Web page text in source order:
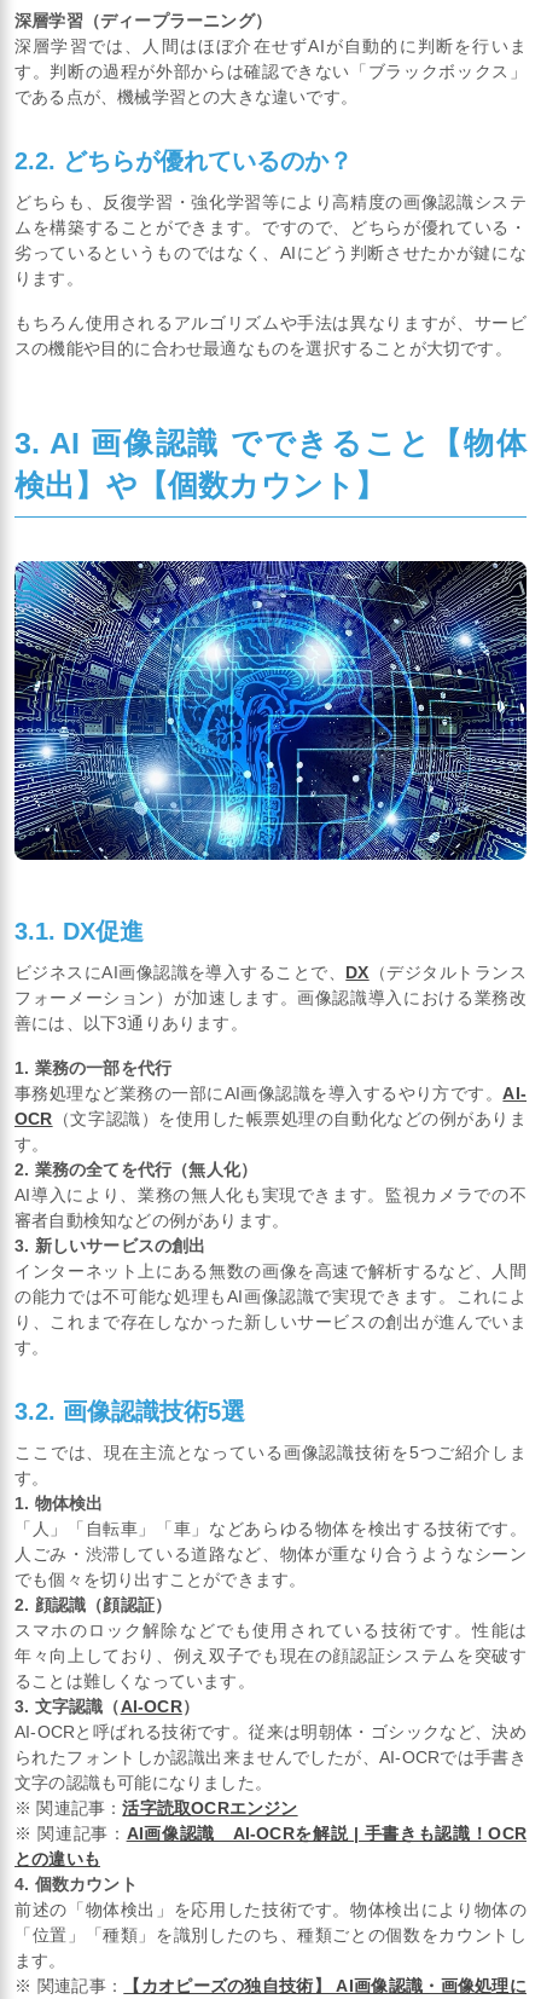
深層学習（ディープラーニング）
深層学習では、人間はほぼ介在せずAIが自動的に判断を行いま
す。判断の過程が外部からは確認できない「ブラックボックス」
である点が、機械学習との大きな違いです。
2.2. どちらが優れているのか？
どちらも、反復学習・強化学習等により高精度の画像認識システ
ムを構築することができます。ですので、どちらが優れている・
劣っているというものではなく、AIにどう判断させたかが鍵にな
ります。
もちろん使用されるアルゴリズムや手法は異なりますが、サービ
スの機能や目的に合わせ最適なものを選択することが大切です。
3. AI 画像認識 でできること【物体
検出】や【個数カウント】
3.1. DX促進
ビジネスにAI画像認識を導入することで、 DX （デジタルトランス
フォーメーション）が加速します。画像認識導入における業務改
善には、以下3通りあります。
1. 業務の一部を代行
事務処理など業務の一部にAI画像認識を導入するやり方です。AI-
OCR （文字認識）を使用した帳票処理の自動化などの例がありま
す。
2. 業務の全てを代行（無人化）
AI導入により、業務の無人化も実現できます。監視カメラでの不
審者自動検知などの例があります。
3. 新しいサービスの創出
インターネット上にある無数の画像を高速で解析するなど、人間
の能力では不可能な処理もAI画像認識で実現できます。これによ
り、これまで存在しなかった新しいサービスの創出が進んでいま
す。
3.2. 画像認識技術5選
ここでは、現在主流となっている画像認識技術を5つご紹介しま
す。
1. 物体検出
「人」「自転車」「車」などあらゆる物体を検出する技術です。
人ごみ・渋滞している道路など、物体が重なり合うようなシーン
でも個々を切り出すことができます。
2. 顔認識（顔認証）
スマホのロック解除などでも使用されている技術です。性能は
年々向上しており、例え双子でも現在の顔認証システムを突破す
ることは難しくなっています。
3. 文字認識（AI-OCR）
AI-OCRと呼ばれる技術です。従来は明朝体・ゴシックなど、決め
られたフォントしか認識出来ませんでしたが、AI-OCRでは手書き
文字の認識も可能になりました。
※ 関連記事：活字読取OCRエンジン
※ 関連記事： AI画像認識 AI-OCRを解説 | 手書きも認識！OCR
との違いも
4. 個数カウント
前述の「物体検出」を応用した技術です。物体検出により物体の
「位置」「種類」を識別したのち、種類ごとの個数をカウントし
ます。
※ 関連記事：
【カオピーズの独自技術】 AI画像認識・画像処理に